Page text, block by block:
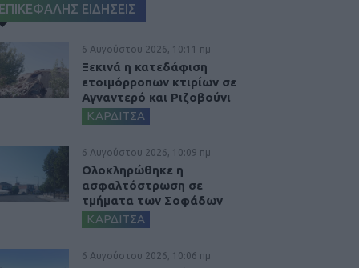
ΕΠΙΚΕΦΑΛΗΣ ΕΙΔΗΣΕΙΣ
6 Αυγούστου 2026, 10:11 πμ
Ξεκινά η κατεδάφιση
ετοιμόρροπων κτιρίων σε
Αγναντερό και Ριζοβούνι
ΚΑΡΔΙΤΣΑ
6 Αυγούστου 2026, 10:09 πμ
Ολοκληρώθηκε η
ασφαλτόστρωση σε
τμήματα των Σοφάδων
ΚΑΡΔΙΤΣΑ
6 Αυγούστου 2026, 10:06 πμ